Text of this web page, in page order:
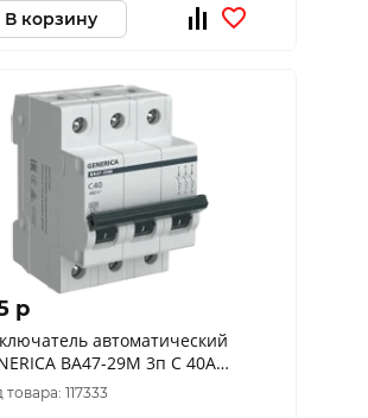
В корзину
p
автоматический
ВА47-29М 3п C 40А
MVA21-3-040-C-G
товара: 117333